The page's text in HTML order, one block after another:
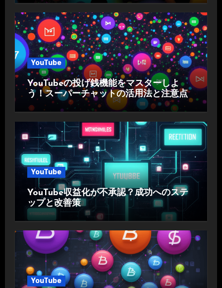
YouTube
YouTubeの投げ銭機能をマスターしよ
う！スーパーチャットの活用法と注意点
YouTube
YouTube収益化が不承認？成功へのステ
ップと改善策
YouTube